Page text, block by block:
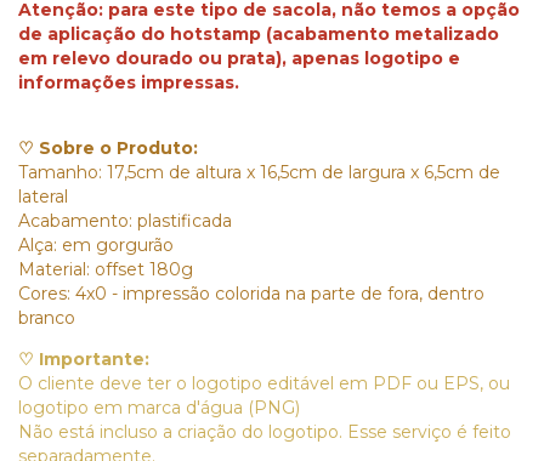
Atenção: para este tipo de sacola, não temos a opção
de aplicação do hotstamp (acabamento metalizado
em relevo dourado ou prata), apenas logotipo e
informações impressas.
♡ Sobre o Produto:
Tamanho: 17,5cm de altura x 16,5cm de largura x 6,5cm de
lateral
Acabamento: plastificada
Alça: em gorgurão
Material: offset 180g
Cores: 4x0 - impressão colorida na parte de fora, dentro
branco
♡ Importante:
O cliente deve ter o logotipo editável em PDF ou EPS, ou
logotipo em marca d'água (PNG)
Não está incluso a criação do logotipo. Esse serviço é feito
separadamente.